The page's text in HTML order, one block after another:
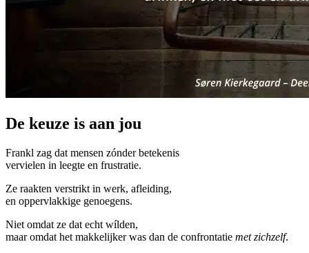
De keuze is aan jou
Frankl zag dat mensen zónder betekenis
vervielen in leegte en frustratie.
Ze raakten verstrikt in werk, afleiding,
en oppervlakkige genoegens.
Niet omdat ze dat echt wílden,
maar omdat het makkelijker was dan de confrontatie met zichzelf.